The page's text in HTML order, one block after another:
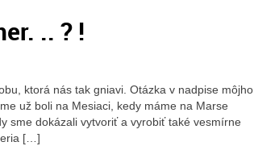
.. ? !
ktorá nás tak gniavi. Otázka v nadpise môjho
už boli na Mesiaci, kedy máme na Marse
sme dokázali vytvoriť a vyrobiť také vesmírne
[…]